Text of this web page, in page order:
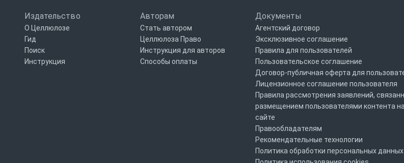
Издательство
О Целлюлозе
Гид
Поиск
Инструкция
Авторам
Стать автором
Целлюлоза Право
Инструкция для авторов
Способы оплаты
Документы
Агентский договор
Эксклюзивное соглашение
Правила для пользователей
Пользовательское соглашение
Договор-публичная оферта для
Лицензионное соглашение пользователя
Правила рассмотрения заявлений,
размещением пользователями контента на
сайте
Правообладателям
Рекомендательные технологии
Политика обработки персональных данных